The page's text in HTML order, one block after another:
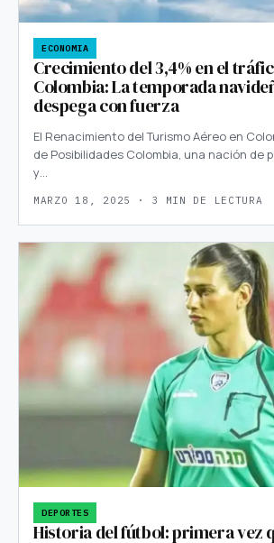
ECONOMIA
Crecimiento del 3,4% en el
Colombia: La temporada
despega con fuerza
El Renacimiento del Turismo Aéreo en
de Posibilidades Colombia, una nación de
y…
MARZO 18, 2025 · 3 MIN DE LECTURA
DEPORTES
Historia del fútbol: primera vez